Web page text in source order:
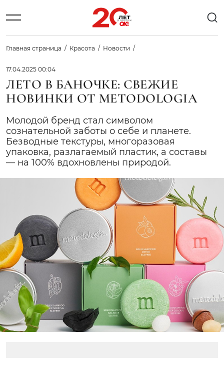
Главная страница Красота Новости
17.04.2025 00:04
ЛЕТО В БАНОЧКЕ: СВЕЖИЕ
НОВИНКИ ОТ METODOLOGIA
Молодой бренд стал символом
сознательной заботы о себе и планете.
Безводные текстуры, многоразовая
упаковка, разлагаемый пластик, а составы
— на 100% вдохновлены природой.